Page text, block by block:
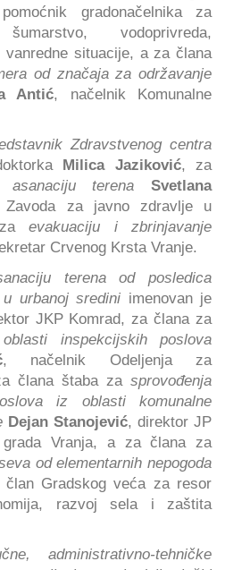
gradonačelnika za
vodoprivreda,
vanredne situacije, a za člana
od značaja za održavanje
Antić, načelnik Komunalne
Zdravstvenog centra
Milica Jaziković, za
asanaciju terena
Svetlana
Zavoda za javno zdravlje u
evakuaciju i zbrinjavanje
Crvenog Krsta Vranje.
terena od posledica
u urbanoj sredini imenovan je
JKP Komrad, za člana za
inspekcijskih poslova
, načelnik Odeljenja za
člana štaba za sprovođenja
iz oblasti komunalne
Dejan Stanojević, direktor JP
grada Vranja, a za člana za
od elementarnih nepogoda
član Gradskog veća za resor
razvoj sela i zaštita
administrativno-tehničke